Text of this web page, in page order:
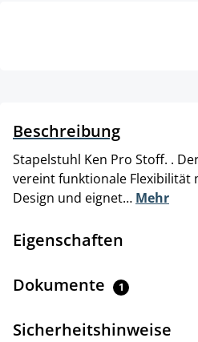
Beschreibung
Stapelstuhl Ken Pro Stoff. .
vereint funktionale Flexibilität
Design und eignet… Mehr
Eigenschaften
Dokumente 1
Sicherheitshinweise